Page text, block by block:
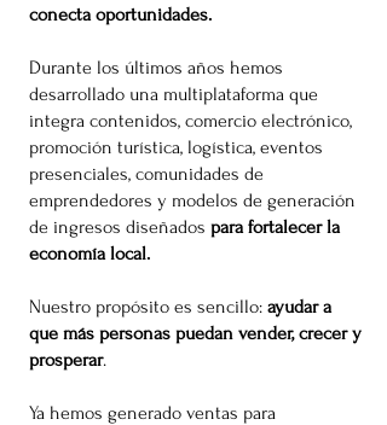
conecta oportunidades.
Durante los últimos años hemos
desarrollado una multiplataforma que
integra contenidos, comercio electrónico,
promoción turística, logística, eventos
presenciales, comunidades de
emprendedores y modelos de generación
de ingresos diseñados para fortalecer la
economía local.
Nuestro propósito es sencillo: ayudar a
que más personas puedan vender, crecer y
prosperar.
Ya hemos generado ventas para